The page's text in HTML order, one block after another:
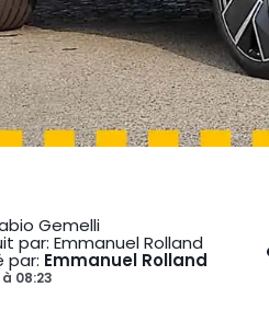
Gemelli
par: Emmanuel Rolland
par: Emmanuel Rolland
à 08:23